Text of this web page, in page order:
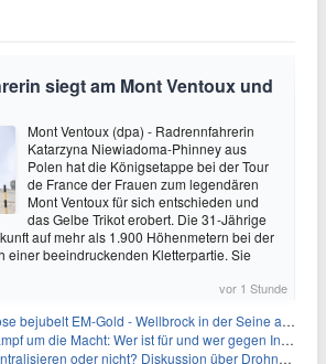
siegt am Mont Ventoux und
Mont Ventoux (dpa) - Radrennfahrerin
Katarzyna Niewiadoma-Phinney aus
Polen hat die Königsetappe bei der Tour
de France der Frauen zum legendären
Mont Ventoux für sich entschieden und
das Gelbe Trikot erobert. Die 31-Jährige
auf mehr als 1.900 Höhenmetern bei der
einer beeindruckenden Kletterpartie. Sie
vor 1 Stunde
bejubelt EM-Gold - Wellbrock in der Seine ausgebremst
um die Macht: Wer ist für und wer gegen Infantino?
oder nicht? Diskussion über Drohnenabwehr